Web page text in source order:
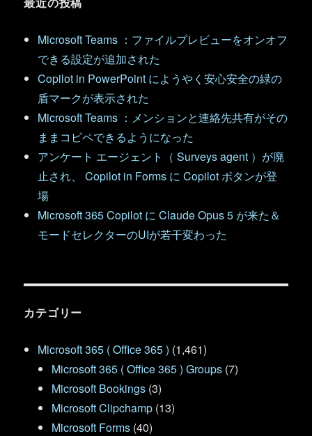
最近の投稿
Microsoft Teams ：ファイルプレビューをオンオフ
できる設定が追加された
Copilot in PowerPoint にようやく安心安全の緑の
盾マークが表示された
Microsoft Teams ：メンションと連絡先共有がその
ままコピペできるようになった
アンケート エージェント（ Surveys agent ）が廃
止され、 Copilot in Forms に Copilot ボタンが登
場
Microsoft 365 Copilot に Claude Opus 5 が来た＆
モードセレクターのUIが若干変わった
カテゴリー
Microsoft 365 ( Office 365 ) (1,461)
Microsoft 365 ( Office 365 ) Groups (7)
Microsoft Bookings (3)
Microsoft Clipchamp (13)
Microsoft Forms (40)